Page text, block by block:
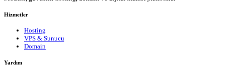
Hizmetler
Hosting
VPS & Sunucu
Domain
Yardım